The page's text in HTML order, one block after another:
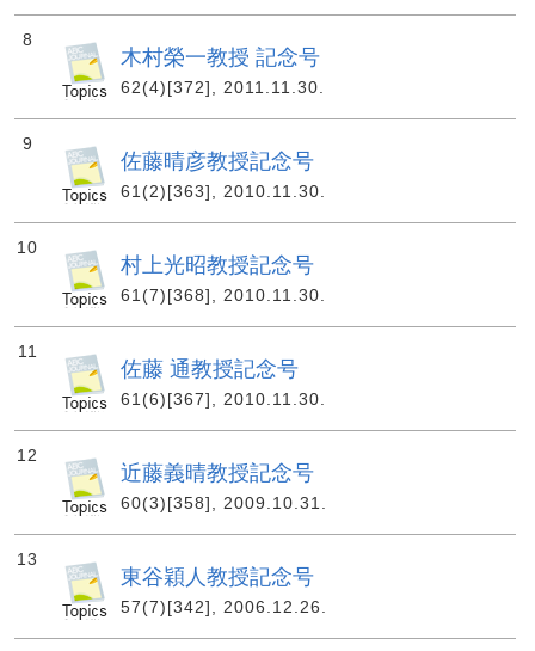
8
木村榮一教授 記念号
62(4)[372], 2011.11.30.
9
佐藤晴彦教授記念号
61(2)[363], 2010.11.30.
10
村上光昭教授記念号
61(7)[368], 2010.11.30.
11
佐藤 通教授記念号
61(6)[367], 2010.11.30.
12
近藤義晴教授記念号
60(3)[358], 2009.10.31.
13
東谷穎人教授記念号
57(7)[342], 2006.12.26.